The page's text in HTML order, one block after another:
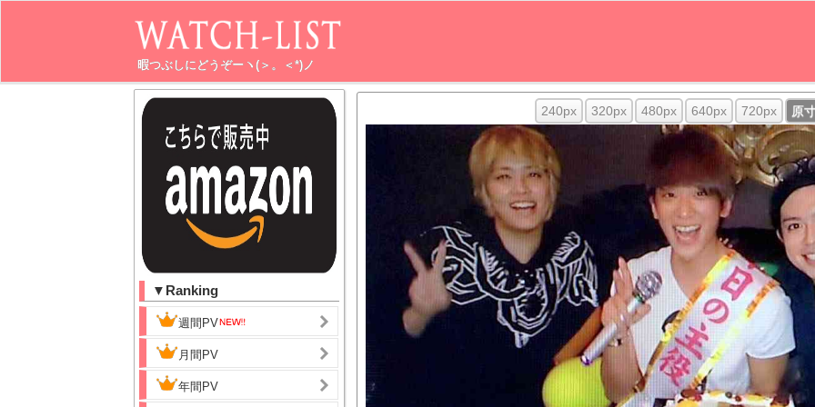
暇つぶしにどうぞーヽ(＞。＜*)ノ
▼Ranking
週間PV
月間PV
年間PV
240px 320px 480px 640px 720px 原